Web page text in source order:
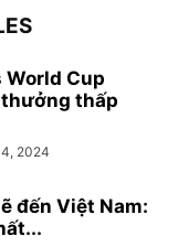
World Cup
thấp
2024
đến Việt Nam: